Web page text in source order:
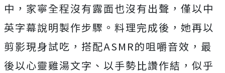
中，家寧全程沒有露面也沒有出聲，僅以中
英字幕說明製作步驟。料理完成後，她再以
剪影現身試吃，搭配ASMR的咀嚼音效，最
後以心靈雞湯文字、以手勢比讚作結， 似乎